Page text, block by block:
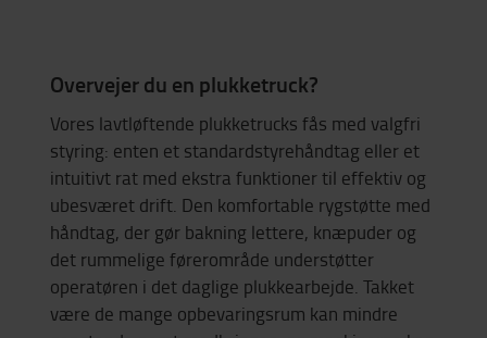
Overvejer du en plukketruck?
Vores lavtløftende plukketrucks fås med valgfri
styring: enten et standardstyrehåndtag eller et
intuitivt rat med ekstra funktioner til effektiv og
ubesværet drift. Den komfortable rygstøtte med
håndtag, der gør bakning lettere, knæpuder og
det rummelige førerområde understøtter
operatøren i det daglige plukkearbejde. Takket
være de mange opbevaringsrum kan mindre